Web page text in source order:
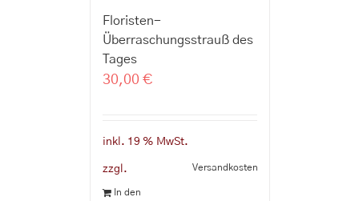
Floristen-
Überraschungsstrauß des
Tages
30,00 €
inkl. 19 % MwSt.
zzgl. Versandkosten
In den